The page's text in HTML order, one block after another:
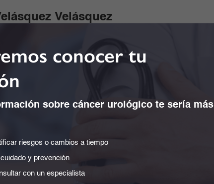
Velásquez
conocer tu
sobre cáncer urológico te sería más
riesgos o cambios a tiempo
y prevención
con un especialista